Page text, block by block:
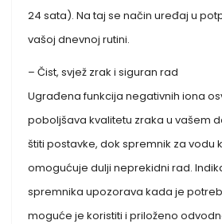
24 sata). Na taj se način uređaj u
vašoj dnevnoj rutini.
– Čist, svjež zrak i siguran rad
Ugrađena funkcija negativnih iona
poboljšava kvalitetu zraka u vašem
štiti postavke, dok spremnik za vodu
omogućuje dulji neprekidni rad.
spremnika upozorava kada je
moguće je koristiti i priloženo